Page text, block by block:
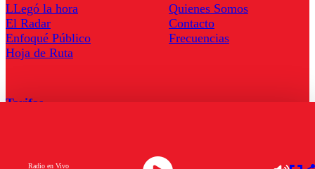
Radio en Vivo
LLegó la hora
El Radar
Enfoqué Público
Hoja de Ruta
Quienes Somos
Contacto
Frecuencias
Tarifas